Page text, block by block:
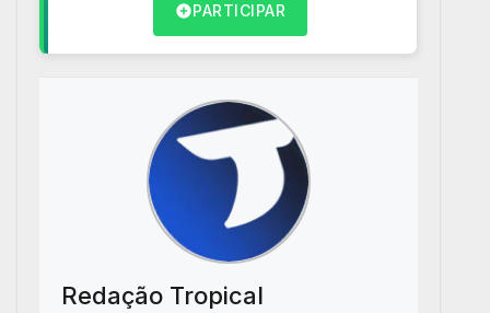
PARTICIPAR
Redação Tropical